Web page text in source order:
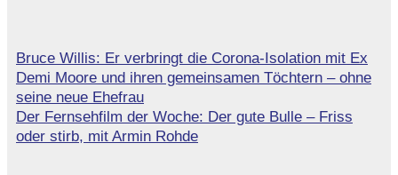
Beitragsnavigation
Bruce Willis: Er verbringt die Corona-Isolation mit Ex
Demi Moore und ihren gemeinsamen Töchtern – ohne
seine neue Ehefrau
Der Fernsehfilm der Woche: Der gute Bulle – Friss
oder stirb, mit Armin Rohde